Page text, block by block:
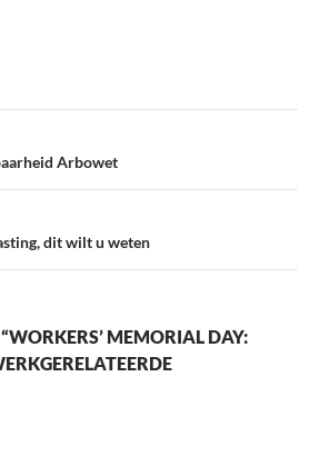
Arbowet
dit wilt u weten
MEMORIAL DAY: